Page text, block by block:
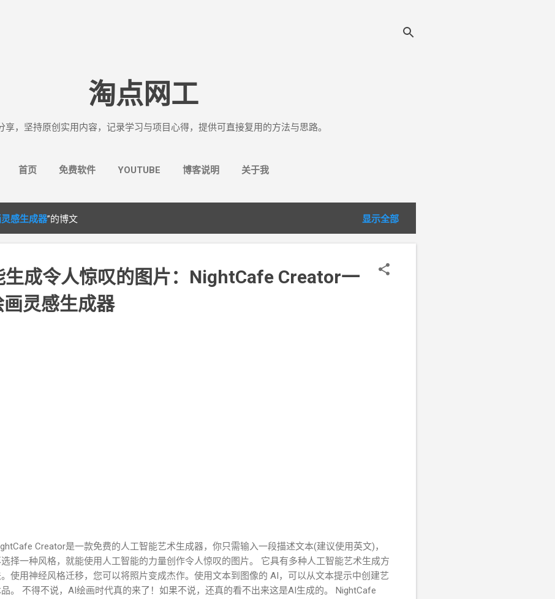
淘点网工
享，坚持原创实用内容，记录学习与项目心得，提供可直接复用的方法与思路。
首页 免费软件 YOUTUBE 博客说明 关于我
感生成器”的博文 显示全部
生成令人惊叹的图片：NightCafe Creator一
灵感生成器
Creator是一款免费的人工智能艺术生成器，你只需输入一段描述文本(建议使用英文)，
择一种风格，就能使用人工智能的力量创作令人惊叹的图片。 它具有多种人工智能艺术生成方
使用神经风格迁移，您可以将照片变成杰作。使用文本到图像的 AI，可以从文本提示中创建艺
。 不得不说，AI绘画时代真的来了！如果不说，还真的看不出来这是AI生成的。 NightCafe